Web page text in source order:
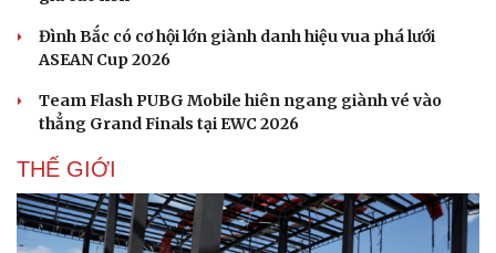
Đình Bắc có cơ hội lớn giành danh hiệu vua phá lưới
ASEAN Cup 2026
Team Flash PUBG Mobile hiên ngang giành vé vào
thẳng Grand Finals tại EWC 2026
THẾ GIỚI